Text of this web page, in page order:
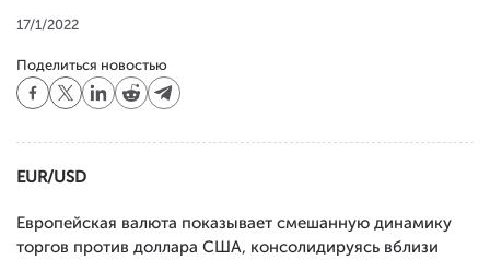
17/1/2022
Поделиться новостью
EUR/USD
Европейская валюта показывает смешанную динамику
торгов против доллара США, консолидируясь вблизи